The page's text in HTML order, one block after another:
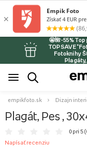
🤩🌺-55%
TOPSAVE
Fotoknihy
empikfoto.sk Dizajn
Plagát, Pes ,
0 pri 5 (
Napísať recenziu